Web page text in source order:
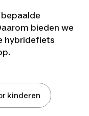
bieden we
hybridefiets
kinderen